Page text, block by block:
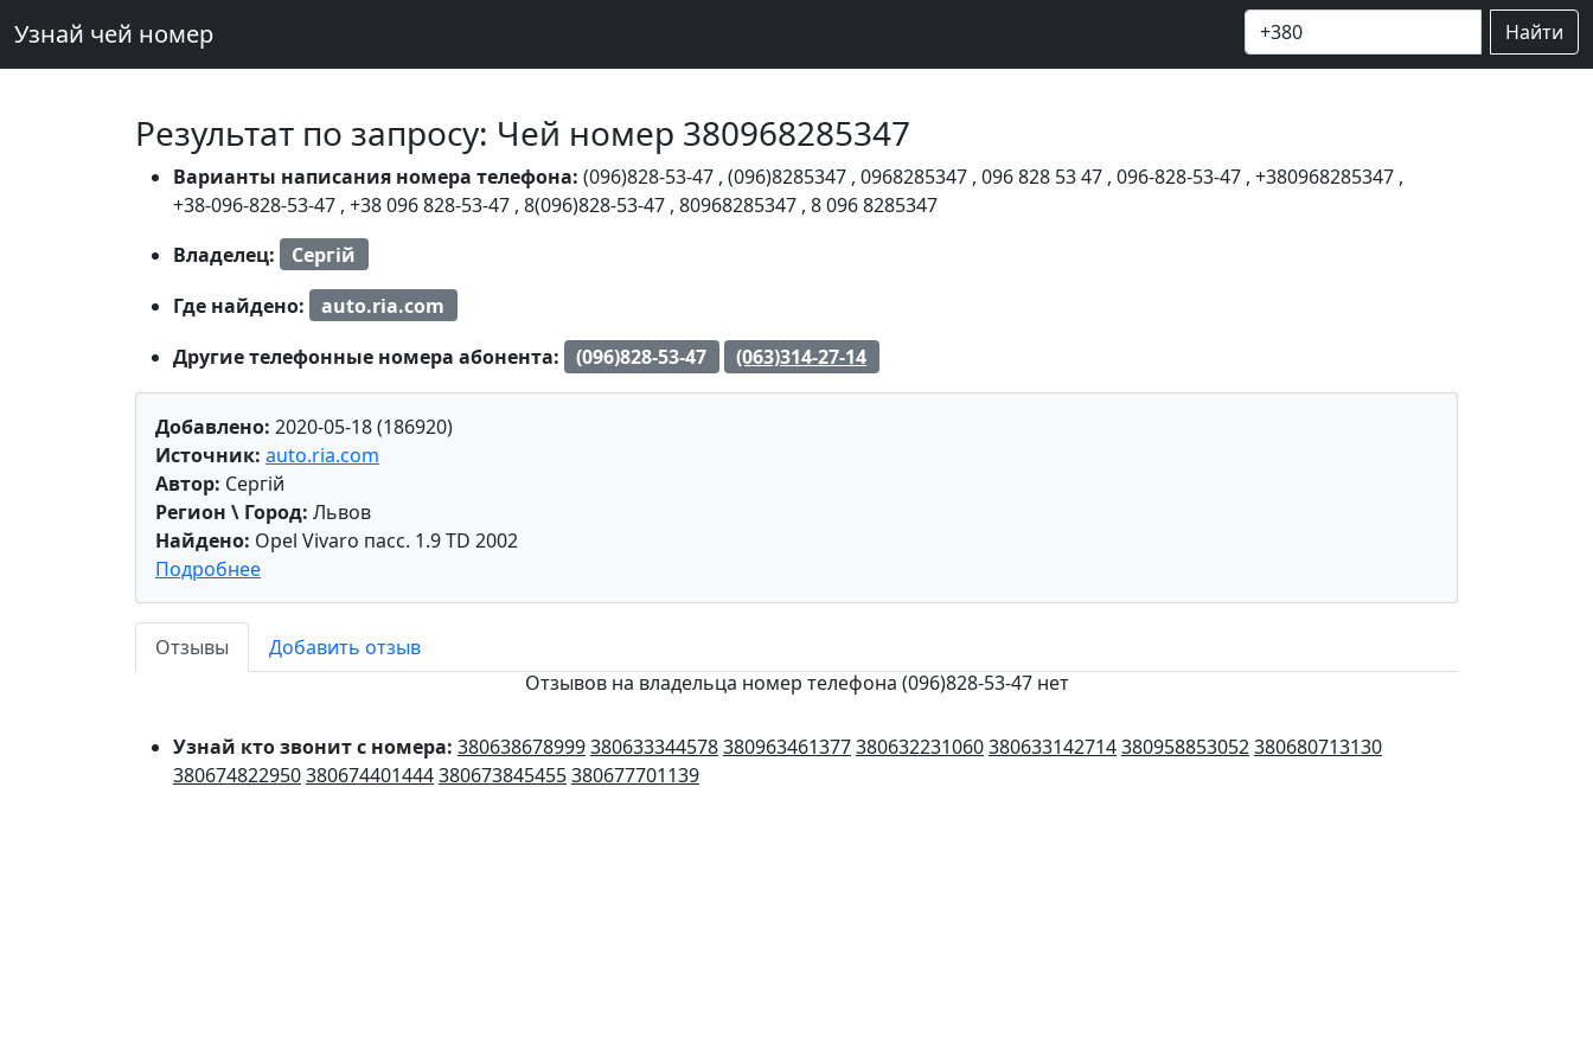
Узнай чей номер Найти
Результат по запросу: Чей номер 380968285347
Варианты написания номера телефона: (096)828-53-47 , (096)8285347 , 0968285347 , 096 828 53 47 , 096-828-53-47 , +380968285347 ,
+38-096-828-53-47 , +38 096 828-53-47 , 8(096)828-53-47 , 80968285347 , 8 096 8285347
Владелец:
Сергій
Где найдено:
auto.ria.com
Другие телефонные номера абонента:
(096)828-53-47 (063)314-27-14
Добавлено: 2020-05-18 (186920)
Источник: auto.ria.com
Автор: Сергій
Регион \ Город: Львов
Найдено: Opel Vivaro пасс. 1.9 TD 2002
Подробнее
Отзывы
Добавить отзыв
Отзывов на владельца номер телефона (096)828-53-47 нет
Узнай кто звонит с номера: 380638678999380633344578380963461377380632231060380633142714380958853052380680713130
380674822950380674401444380673845455380677701139